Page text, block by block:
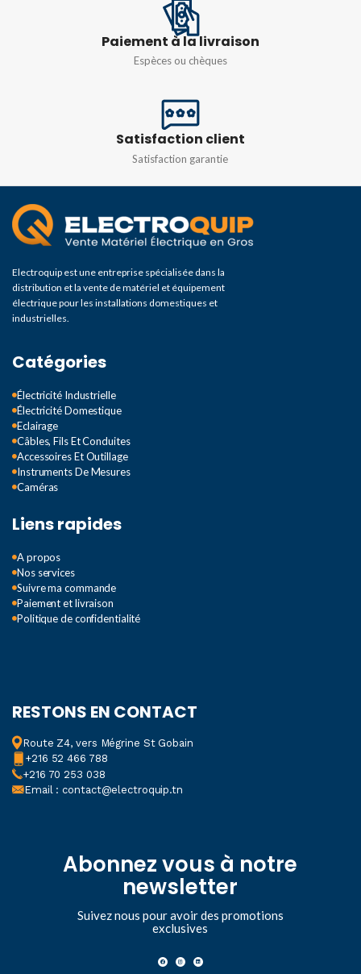
PUISSANCE DE SORTIE
Paiement à la livraison
Espèces ou chèques
Satisfaction client
Satisfaction garantie
Electroquip est une entreprise spécialisée dans la
distribution et la vente de matériel et équipement
électrique pour les installations domestiques et
industrielles.
Catégories
Électricité Industrielle
Électricité Domestique
Eclairage
Câbles, Fils Et Conduites
Accessoires Et Outillage
Instruments De Mesures
Caméras
Liens rapides
A propos
Nos services
Suivre ma commande
Paiement et livraison
Politique de confidentialité
RESTONS EN CONTACT
Route Z4, vers Mégrine St Gobain
+216 52 466 788
+216 70 253 038
Email : contact@electroquip.tn
Abonnez vous à notre
newsletter
Suivez nous pour avoir des promotions
exclusives